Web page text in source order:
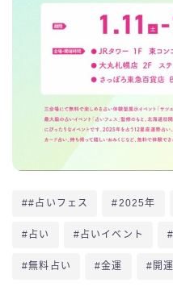
##占いフェス #2025年
#占い #占いイベント
#無料占い #金運 #開運